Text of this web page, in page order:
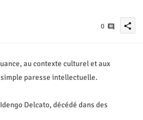
0 share
au contexte culturel et aux
paresse intellectuelle.
Delcato, décédé dans des